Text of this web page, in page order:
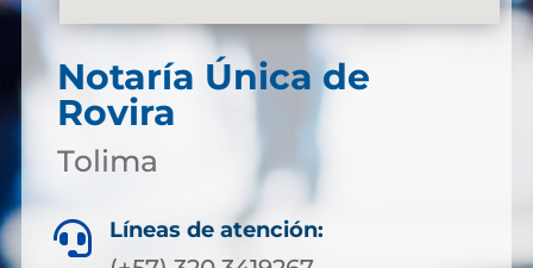
Notaría Única de
Rovira
Tolima
 Líneas de atención: